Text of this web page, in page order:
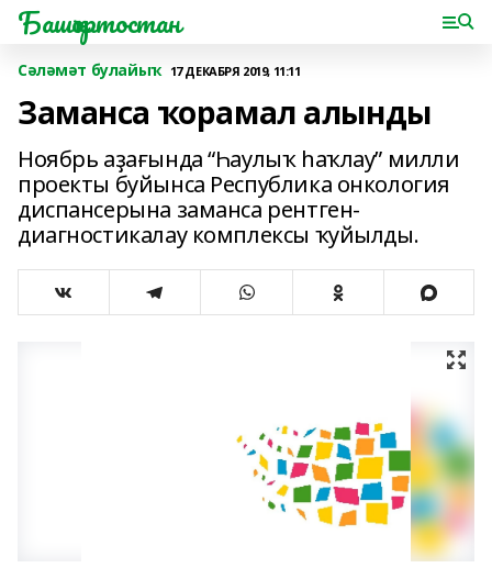
Башҡортостан
Сәләмәт булайыҡ 17 ДЕКАБРЯ 2019, 11:11
Заманса ҡорамал алынды
Ноябрь аҙағында “Һаулыҡ һаҡлау” милли
проекты буйынса Республика онкология
диспансерына заманса рентген-
диагностикалау комплексы ҡуйылды.